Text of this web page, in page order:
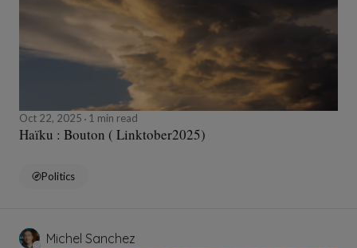
Oct 22, 2025 1 min read
Haïku : Bouton ( Linktober2025)
Politics
Michel Sanchez